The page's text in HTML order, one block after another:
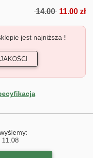
14.00 11.00 zł
jest najniższa !
11.08